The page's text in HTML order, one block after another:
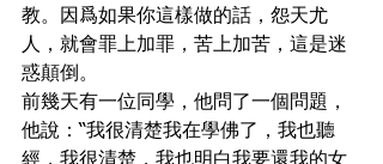
教。因爲如果你這樣做的話，怨天尤
人，就會罪上加罪，苦上加苦，這是迷
惑顛倒。
前幾天有一位同學，他問了一個問題，
他說：“我很清楚我在學佛了，我也聽